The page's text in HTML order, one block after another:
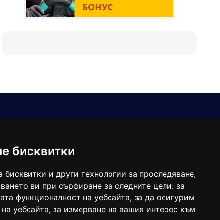
бисквитки
бисквитки и други технологии за проследяване,
ви при сърфиране за следните цели: за
функционалност на уебсайта, за да осигурим
уебсайта, за измерване на вашия интерес към
balgarkanews@gmail.com